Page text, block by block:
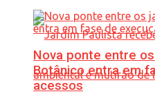
Nova ponte entre
Botânico entra em
acessos